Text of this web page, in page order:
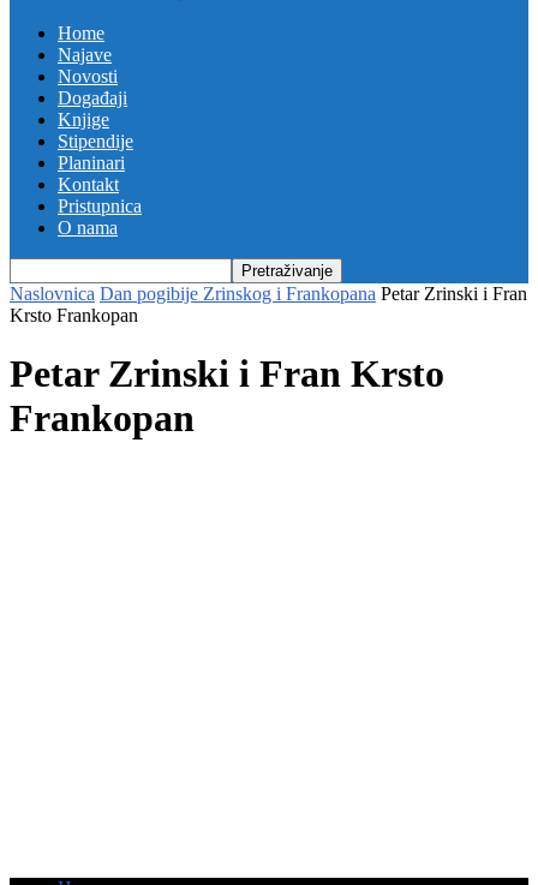
Home
Najave
Novosti
Događaji
Knjige
Stipendije
Planinari
Kontakt
Pristupnica
O nama
Naslovnica Dan pogibije Zrinskog i Frankopana Petar Zrinski i Fran
Krsto Frankopan
Petar Zrinski i Fran Krsto
Frankopan